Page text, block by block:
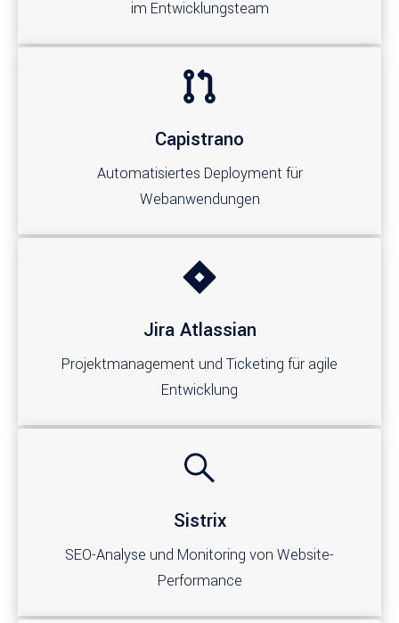
im Entwicklungsteam
Capistrano
Automatisiertes Deployment für
Webanwendungen
Jira Atlassian
Projektmanagement und Ticketing für agile
Entwicklung
Sistrix
SEO-Analyse und Monitoring von Website-
Performance